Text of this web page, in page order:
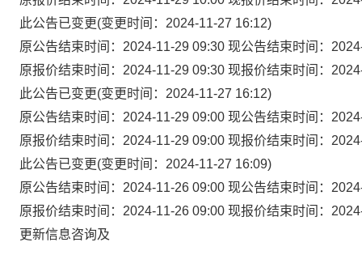
此公告已变更(变更时间：2024-11-27 16:12)
原公告结束时间： 2024-11-29 09:30 现公告结束时间：
原报价结束时间： 2024-11-29 09:30 现报价结束时间：
此公告已变更(变更时间：2024-11-27 16:12)
原公告结束时间： 2024-11-29 09:00 现公告结束时间：
原报价结束时间： 2024-11-29 09:00 现报价结束时间：
此公告已变更(变更时间：2024-11-27 16:09)
原公告结束时间： 2024-11-26 09:00 现公告结束时间：
原报价结束时间： 2024-11-26 09:00 现报价结束时间：
更新信息咨询及